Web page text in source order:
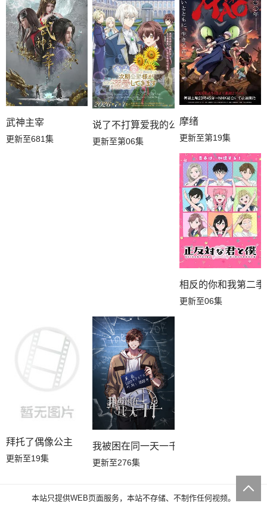
武神主宰
更新至681集
说了不打算爱我的公爵继承人，不知为
更新至第06集
摩绪
更新至第19集
相反的你和我第二季
更新至06集
拜托了偶像公主
更新至19集
我被困在同一天一千年动态漫画
更新至276集
本站只提供WEB页面服务，本站不存储、不制作任何视频。